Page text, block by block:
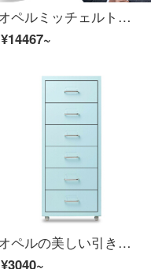
オペルミッチェルトパスワードキャビネット大型電子チェーストセットダブルコーヒー色
¥14467~
オペルの美しい引き出しA 4ファイルの低いキャビネットの事務室の物の6階の斗の収納棚の浅い青色
¥3040~